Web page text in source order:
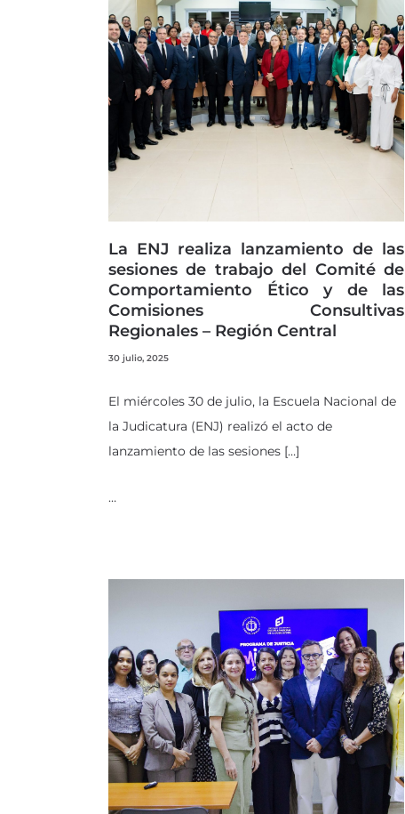
La ENJ realiza lanzamiento de las
sesiones de trabajo del Comité de
Comportamiento Ético y de las
Comisiones Consultivas
Regionales – Región Central
30 julio, 2025
El miércoles 30 de julio, la Escuela Nacional de
la Judicatura (ENJ) realizó el acto de
lanzamiento de las sesiones […]
…